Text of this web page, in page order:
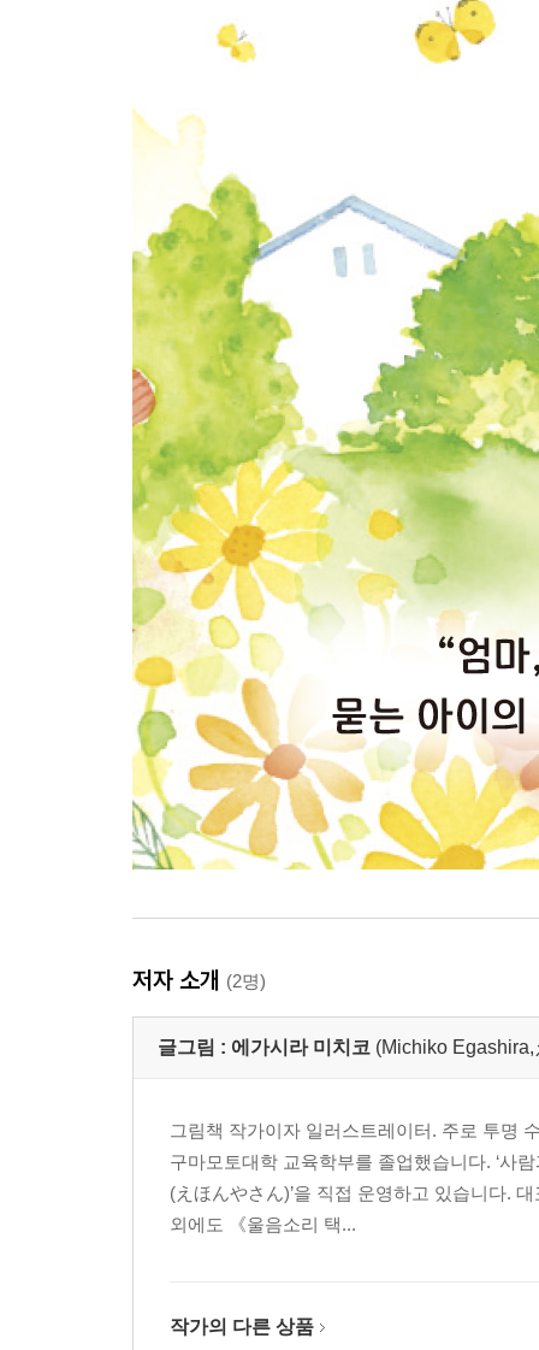
저자 소개 (2명)
글그림 : 에가시라 미치코 (Michiko
그림책 작가이자 일러스트레이터. 주로 투명
구마모토대학 교육학부를 졸업했습니다. ‘사
(えほんやさん)’을 직접 운영하고 있습니다.
외에도 《울음소리 택...
작가의 다른 상품